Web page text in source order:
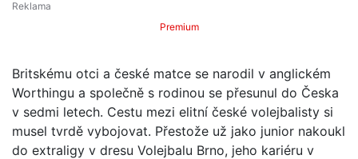
Premium
Britskému otci a české matce se narodil v anglickém
Worthingu a společně s rodinou se přesunul do Česka
v sedmi letech. Cestu mezi elitní české volejbalisty si
musel tvrdě vybojovat. Přestože už jako junior nakoukl
do extraligy v dresu Volejbalu Brno, jeho kariéru v